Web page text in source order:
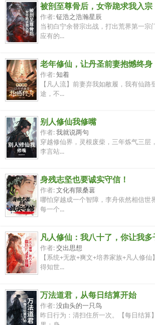
被剖至尊骨后，女帝跪求我入宗
作者:钲浩之浩瀚星辰
当初白宁余替宗出战，打出荒界第一宗
应有的...
老年修仙，让丹圣前妻抱憾终身
作者:知着
【凡人流】前妻弃我如敝履，我有仙
途，不...
别人修仙我修嘴
作者:我就说两句
穿越修仙界，灵根废柴，三年炼气三层
李言站...
身残志坚也要诚实守信！
作者:文化有限桑葚
哪怕穿越成一个智障，李舟依然相信世
每一个...
凡人修仙：我八十了，你让我多
作者:交出思想
【系统+无敌+爽文+培养家族+凡人修
得知世...
万法道君，从每日结算开始
作者:没由头的一只鸟
昨日行为：清扫住所一次。【每日结算